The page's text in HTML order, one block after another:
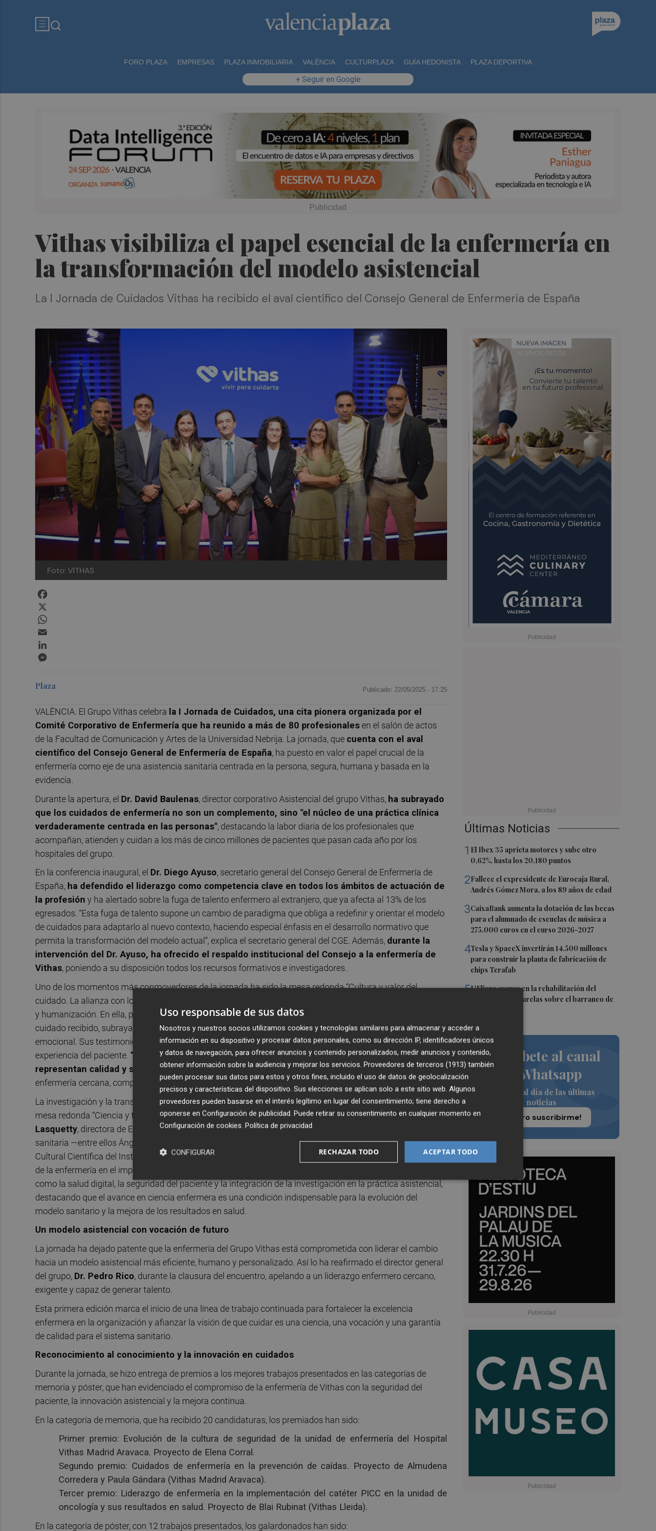
FORO PLAZA EMPRESAS PLAZA INMOBILIARIA VALÈNCIA CULTURPLAZA GUÍA HEDONISTA PLAZA DEPORTIVA
+ Seguir en Google
Vithas visibiliza el papel esencial de la enfermería en
la transformación del modelo asistencial
La I Jornada de Cuidados Vithas ha recibido el aval científico del Consejo General de Enfermería de España
Foto: VITHAS
Últimas Noticias
1 El Ibex 35 aprieta motores y sube otro
0,62%, hasta los 20.180 puntos
2Fallece el expresidente de Eurocaja Rural,
Andrés Gómez Mora, a los 89 años de edad
3CaixaBank aumenta la dotación de las becas
para el alumnado de escuelas de música a
275.000 euros en el curso 2026-2027
4Tesla y SpaceX invertirán 14.500 millones
para construir la planta de fabricación de
chips Terafab
5L'Eliana avanza en la rehabilitación del
puente y las pasarelas sobre el barranco de
Suscríbete al canal
de Whatsapp
Siempre al día de las últimas
noticias
¡Quiero suscribirme!
Plaza Publicado: 22/05/2025 · 17:25
VALÈNCIA. El Grupo Vithas celebra la I Jornada de Cuidados, una cita pionera organizada por el
Comité Corporativo de Enfermería que ha reunido a más de 80 profesionales en el salón de actos
de la Facultad de Comunicación y Artes de la Universidad Nebrija. La jornada, que cuenta con el aval
científico del Consejo General de Enfermería de España, ha puesto en valor el papel crucial de la
enfermería como eje de una asistencia sanitaria centrada en la persona, segura, humana y basada en la
evidencia.
Durante la apertura, el Dr. David Baulenas, director corporativo Asistencial del grupo Vithas, ha subrayado
que los cuidados de enfermería no son un complemento, sino "el núcleo de una práctica clínica
verdaderamente centrada en las personas", destacando la labor diaria de los profesionales que
acompañan, atienden y cuidan a los más de cinco millones de pacientes que pasan cada año por los
hospitales del grupo.
En la conferencia inaugural, el Dr. Diego Ayuso, secretario general del Consejo General de Enfermería de
España, ha defendido el liderazgo como competencia clave en todos los ámbitos de actuación de
la profesión y ha alertado sobre la fuga de talento enfermero al extranjero, que ya afecta al 13% de los
egresados. “Esta fuga de talento supone un cambio de paradigma que obliga a redefinir y orientar el modelo
de cuidados para adaptarlo al nuevo contexto, haciendo especial énfasis en el desarrollo normativo que
permita la transformación del modelo actual”, explica el secretario general del CGE. Además, durante la
intervención del Dr. Ayuso, ha ofrecido el respaldo institucional del Consejo a la enfermería de
Vithas, poniendo a su disposición todos los recursos formativos e investigadores.
Uno de los momentos más conmovedores de la jornada ha sido la mesa redonda “Cultura y valor del
cuidado. La alianza con los pacientes”, moderada por la
y humanización. En ella, pacientes y acompañantes compartieron sus vivencias y expectativas sobre el
cuidado recibido, subrayando valores como la confianza, la empatía, la comunicación y el acompañamiento
emocional. Sus testimonios pusieron de relieve el impacto real y transformador que tiene la enfermería en la
experiencia del paciente. “Las enfermeras de Vithas son profesionales encantadoras que
representan calidad y seguridad del paciente”, concluyó la moderadora, reafirmando el valor de una
enfermería cercana, competente y humanizada.
La investigación y la transformación digital también ocuparon un lugar central en la jornada a través de la
mesa redonda “Ciencia y tecnología: Palancas de transformación”, moderada por Blanca Fernández-
Lasquetty, directora de EnferConsultty. En ella, expertos del ámbito clínico, académico y de la gestión
sanitaria —entre ellos Ángel Ayuso, director gerente de la Fundación Vithas, y Héctor Nafria, Oficina de
Cultural Científica del Instituto Español de Investigación Enfermera (CGE) — debatieron sobre el papel clave
de la enfermería en el impulso del conocimiento científico y la innovación tecnológica. Se abordaron temas
como la salud digital, la seguridad del paciente y la integración de la investigación en la práctica asistencial,
destacando que el avance en ciencia enfermera es una condición indispensable para la evolución del
modelo sanitario y la mejora de los resultados en salud.
Un modelo asistencial con vocación de futuro
La jornada ha dejado patente que la enfermería del Grupo Vithas está comprometida con liderar el cambio
hacia un modelo asistencial más eficiente, humano y personalizado. Así lo ha reafirmado el director general
del grupo, Dr. Pedro Rico, durante la clausura del encuentro, apelando a un liderazgo enfermero cercano,
exigente y capaz de generar talento.
Esta primera edición marca el inicio de una línea de trabajo continuada para fortalecer la excelencia
enfermera en la organización y afianzar la visión de que cuidar es una ciencia, una vocación y una garantía
de calidad para el sistema sanitario.
Reconocimiento al conocimiento y la innovación en cuidados
Durante la jornada, se hizo entrega de premios a los mejores trabajos presentados en las categorías de
memoria y póster, que han evidenciado el compromiso de la enfermería de Vithas con la seguridad del
paciente, la innovación asistencial y la mejora continua.
En la categoría de memoria, que ha recibido 20 candidaturas, los premiados han sido:
Primer premio: Evolución de la cultura de seguridad de la unidad de enfermería del Hospital
Vithas Madrid Aravaca. Proyecto de Elena Corral.
Segundo premio: Cuidados de enfermería en la prevención de caídas. Proyecto de Almudena
Corredera y Paula Gándara (Vithas Madrid Aravaca).
Tercer premio: Liderazgo de enfermería en la implementación del catéter PICC en la unidad de
oncología y sus resultados en salud. Proyecto de Blai Rubinat (Vithas Lleida).
En la categoría de póster, con 12 trabajos presentados, los galardonados han sido:
Uso responsable de sus datos
Nosotros y nuestros socios utilizamos cookies y tecnologías similares para almacenar y acceder a
información en su dispositivo y procesar datos personales, como su dirección IP, identificadores únicos
y datos de navegación, para ofrecer anuncios y contenido personalizados, medir anuncios y contenido,
obtener información sobre la audiencia y mejorar los servicios. Proveedores de terceros (1913) también
pueden procesar sus datos para estos y otros fines, incluido el uso de datos de geolocalización
precisos y características del dispositivo. Sus elecciones se aplican solo a este sitio web. Algunos
proveedores pueden basarse en el interés legítimo en lugar del consentimiento; tiene derecho a
oponerse en Configuración de publicidad. Puede retirar su consentimiento en cualquier momento en
Configuración de cookies. Política de privacidad
ACEPTAR TODO
RECHAZAR TODO
CONFIGURAR